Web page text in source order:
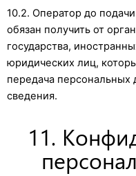
10.2. Оператор до
обязан получить от
государства,
юридических лиц,
передача
сведения.
11.